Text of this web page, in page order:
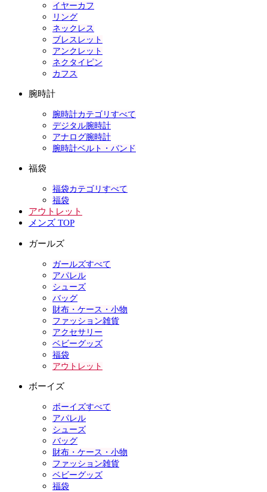
イヤーカフ
リング
ネックレス
ブレスレット
アンクレット
ネクタイピン
カフス
腕時計
腕時計カテゴリすべて
デジタル腕時計
アナログ腕時計
腕時計ベルト・バンド
福袋
福袋カテゴリすべて
福袋
アウトレット
メンズ TOP
ガールズ
ガールズすべて
アパレル
シューズ
バッグ
財布・ケース・小物
ファッション雑貨
アクセサリー
ベビーグッズ
福袋
アウトレット
ボーイズ
ボーイズすべて
アパレル
シューズ
バッグ
財布・ケース・小物
ファッション雑貨
ベビーグッズ
福袋